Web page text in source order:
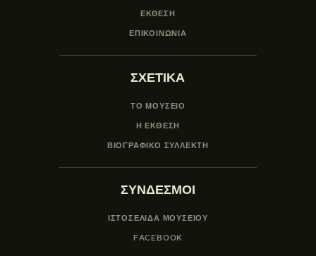
ΕΚΘΕΣΗ
ΕΠΙΚΟΙΝΩΝΙΑ
ΣΧΕΤΙΚΑ
ΤΟ ΜΟΥΣΕΙΟ
Η ΕΚΘΕΣΗ
ΒΙΟΓΡΑΦΙΚΟ ΣΥΛΛΕΚΤΗ
ΣΥΝΔΕΣΜΟΙ
ΙΣΤΟΣΕΛΙΔΑ ΜΟΥΣΕΊΟΥ
FACEBOOK